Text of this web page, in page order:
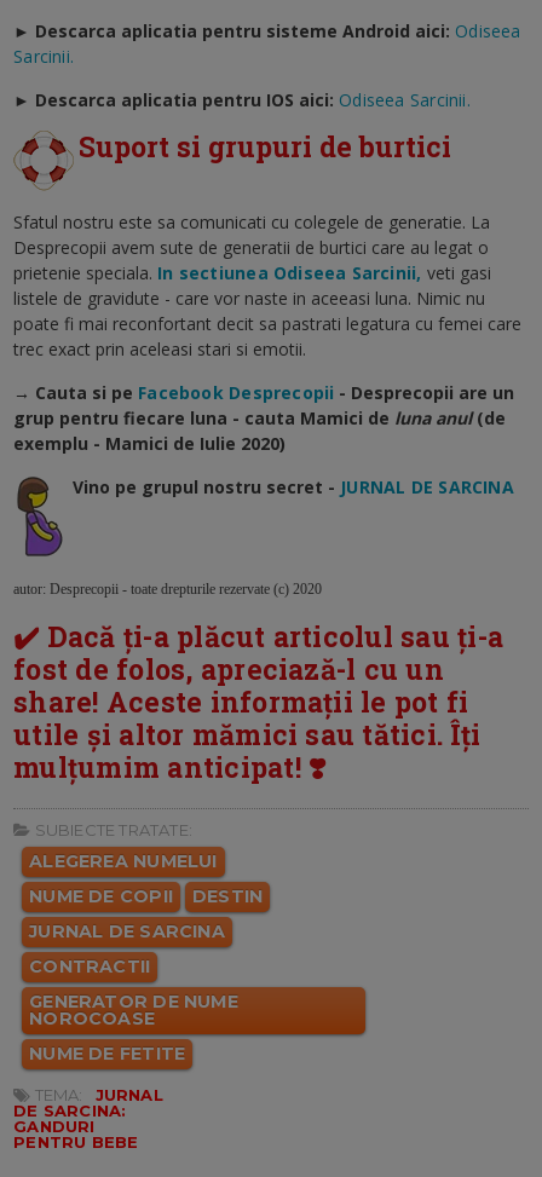
► Descarca aplicatia pentru sisteme Android aici: Odiseea
Sarcinii.
► Descarca aplicatia pentru IOS aici: Odiseea Sarcinii.
Suport si grupuri de burtici
Sfatul nostru este sa comunicati cu colegele de generatie. La
Desprecopii avem sute de generatii de burtici care au legat o
prietenie speciala. In sectiunea Odiseea Sarcinii, veti gasi
listele de gravidute - care vor naste in aceeasi luna. Nimic nu
poate fi mai reconfortant decit sa pastrati legatura cu femei care
trec exact prin aceleasi stari si emotii.
→ Cauta si pe Facebook Desprecopii - Desprecopii are un
grup pentru fiecare luna - cauta Mamici de luna anul (de
exemplu - Mamici de Iulie 2020)
Vino pe grupul nostru secret - JURNAL DE SARCINA
autor: Desprecopii - toate drepturile rezervate (c) 2020
✔️ Dacă ți-a plăcut articolul sau ți-a
fost de folos, apreciază-l cu un
share! Aceste informații le pot fi
utile și altor mămici sau tătici. Îți
mulțumim anticipat! ❣️
SUBIECTE TRATATE:
ALEGEREA NUMELUI
NUME DE COPII
DESTIN
JURNAL DE SARCINA
CONTRACTII
GENERATOR DE NUME
NOROCOASE
NUME DE FETITE
TEMA:
JURNAL
DE SARCINA:
GANDURI
PENTRU BEBE